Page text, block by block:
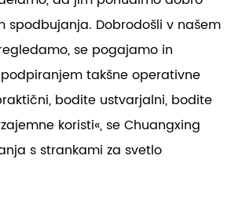
spodbujanja. Dobrodošli v našem
se pogajamo in
takšne operativne
bodite ustvarjalni, bodite
koristi«, se Chuangxing
s strankami za svetlo